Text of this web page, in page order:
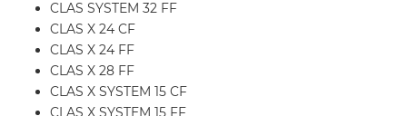
CLAS SYSTEM 32 FF
CLAS X 24 CF
CLAS X 24 FF
CLAS X 28 FF
CLAS X SYSTEM 15 CF
CLAS X SYSTEM 15 FF